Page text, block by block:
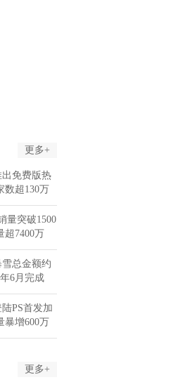
更多+
出免费版热
数超130万
量突破1500
超7400万
总金额约
6月完成
陆PS首发加
暴增600万
更多+